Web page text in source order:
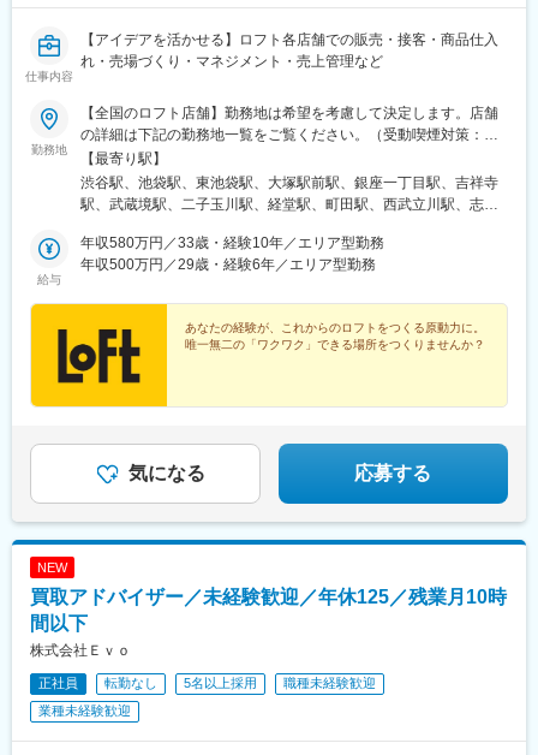
府)、河内永和駅、京都河原町駅、五条駅(京都市営)、三ノ宮駅、
西川緑道公園駅、立町駅、紙屋町西駅、旦過駅、香椎宮前駅、天
神南駅、朝日通駅、ハーバーランド駅、高輪ゲートウェイ駅、荏
仕事内容
【アイデアを活かせる】ロフト各店舗での販売・接客・商品仕入
れ・売場づくり・マネジメント・売上管理など
勤務地
【全国のロフト店舗】勤務地は希望を考慮して決定します。店舗
の詳細は下記の勤務地一覧をご覧ください。（受動喫煙対策：あ
り／勤務先の環境に従う）＝＝＝＝＝《転勤について》試用期間
（6カ月）終了後は全国転勤を伴う異動の可能性があります。下記
いずれかの区分を入社時に選択いただきます。◆全国型…全国へ
中から2エリア以上選択＼ 費用の心配はありません ／転勤に伴う
引っ越し費用は会社が全額負担＆転勤支度金も支給します。（詳
化やお客様のニーズも千差万別。多様な場所で経験を積むこと
で、販売や売場づくり、マネジメントのスキルもぐっとアップし
ていきます。全国各地に仲間が広がっていく喜びも、ロフトなら
ではの魅力です！
【最寄り駅】
渋谷駅、池袋駅、東池袋駅、大塚駅前駅、銀座一丁目駅、吉祥寺
駅、武蔵境駅、二子玉川駅、経堂駅、町田駅、西武立川駅、志村
園駅、大井町駅、亀有駅、北千住駅、錦糸町駅、押上駅、後楽園
駅、国分寺駅、新宿三丁目駅、高田馬場駅、八王子駅、立川駅、
県)、東戸塚駅、新綱島駅、辻堂駅、平塚駅、横須賀中央駅、鶴見
駅、本厚木駅、大宮駅(埼玉県)、さいたま新都心駅、浦和駅、新三
郷駅、上尾駅、川口駅、川越駅、所沢駅、深谷駅、鷲宮駅、京成
駅、つくば駅、研究学園駅、偕楽園駅、宇都宮駅東口駅、雀宮
駅、前橋駅、国定駅、狸小路駅、苗穂駅、新さっぽろ駅、旭川
駅、帯広駅、五稜郭公園前駅、五所川原駅、秋田駅、盛岡駅、仙
台駅(地下鉄)、長町南駅、杜せきのした駅、郡山富田駅、港区役所
駅、安城駅、六名駅、春日井駅(中央本線)、日進駅(愛知県)、柳津
駅、富山駅、上田駅、松本駅、国母駅、大阪梅田駅(阪神線)、大阪
阿部野橋駅、なんば駅(南海線)、大阪駅、天王寺駅、富木駅、万博
美駅、門真市駅、猪名寺駅、別府駅(兵庫県)、川西能勢口駅、鳴
尾・武庫川女子大前駅、神戸三宮駅(阪神)、西宮北口駅、名谷駅、
山陽姫路駅、三条駅(京都府)、京阪山科駅、草津駅(滋賀県)、南彦
根駅、水口駅、生駒駅、金橋駅、和歌山大学前駅、倉敷駅、紙屋
町西駅、八丁堀駅(広島県)、廿日市市役所前・平良駅、綾羅木駅、
給与
年収580万円／33歳・経験10年／エリア型勤務
年収500万円／29歳・経験6年／エリア型勤務
あなたの経験が、これからのロフトをつくる原動力に。
唯一無二の「ワクワク」できる場所をつくりませんか？
気になる 応募する
NEW
買取アドバイザー／未経験歓迎／年休125／残業月10時
間以下
株式会社Ｅｖｏ
正社員 転勤なし 5名以上採用
職種未経験歓迎
業種未経験歓迎